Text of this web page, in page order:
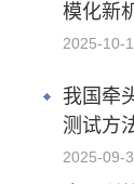
模化新
2025-10-
我国牵
测试方
2025-09-